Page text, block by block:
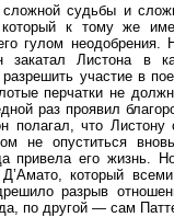
судьбы и
который к тому же
гулом
закатал Листона в
разрешить участие в
перчатки не
раз проявил
полагал, что
не опуститься
привела его
который
разрыв
по другой — сам